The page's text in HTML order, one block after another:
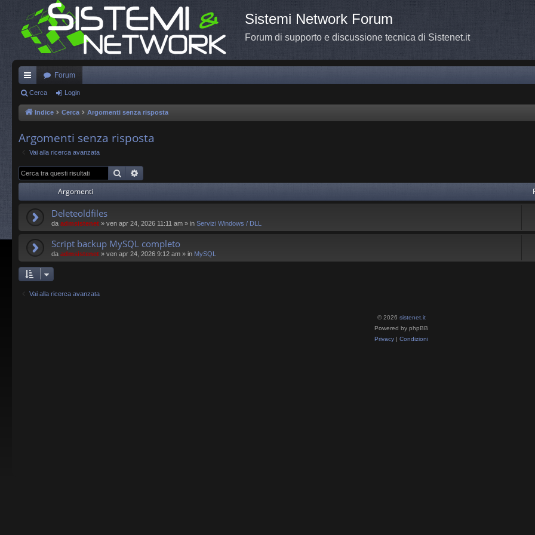
Sistemi Network Forum
Forum di supporto e discussione tecnica di Sistenet.it
oll
eg
en
ti
R
Forum
Cerca Login
Indice Cerca Argomenti senza risposta
Argomenti senza risposta
Vai alla ricerca avanzata
Cerca
Argomenti
Deleteoldfiles
da admsistenet » ven apr 24, 2026 11:11 am » in Servizi Windows / DLL
Script backup MySQL completo
da admsistenet » ven apr 24, 2026 9:12 am » in MySQL
Vai alla ricerca avanzata
© 2026 sistenet.it
Powered by phpBB
Privacy
Condizioni